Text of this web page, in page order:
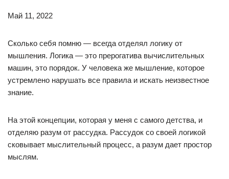
Май 11, 2022
Сколько себя помню — всегда отделял логику от
мышления. Логика — это прерогатива вычислительных
машин, это порядок. У человека же мышление, которое
устремлено нарушать все правила и искать неизвестное
знание.
На этой концепции, которая у меня с самого детства, и
отделяю разум от рассудка. Рассудок со своей логикой
сковывает мыслительный процесс, а разум дает простор
мыслям.